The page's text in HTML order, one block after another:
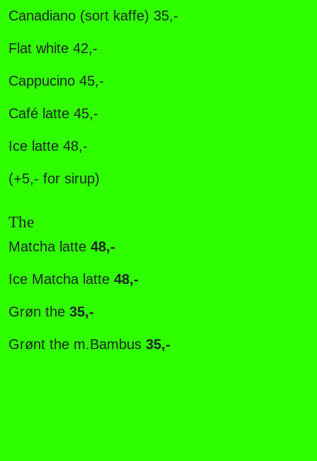
Canadiano (sort kaffe) 35,-
Flat white 42,-
Cappucino 45,-
Café latte 45,-
Ice latte 48,-
(+5,- for sirup)
The
Matcha latte 48,-
Ice Matcha latte 48,-
Grøn the 35,-
Grønt the m.Bambus 35,-